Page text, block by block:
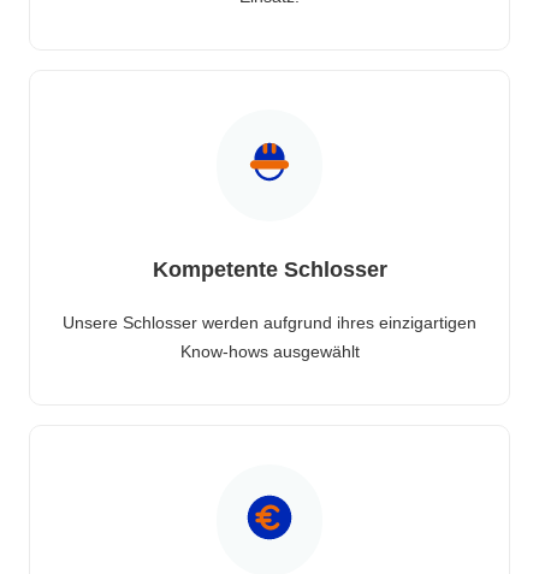
Kompetente Schlosser
Unsere Schlosser werden aufgrund ihres einzigartigen
Know-hows ausgewählt